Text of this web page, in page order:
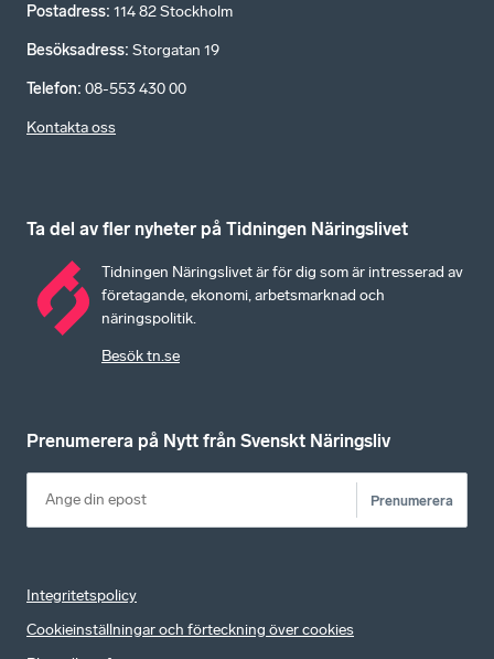
Postadress: 114 82 Stockholm
Besöksadress: Storgatan 19
Telefon: 08-553 430 00
Kontakta oss
Ta del av fler nyheter på Tidningen Näringslivet
Tidningen Näringslivet är för dig som är intresserad av
företagande, ekonomi, arbetsmarknad och
näringspolitik.
Besök tn.se
Prenumerera på Nytt från Svenskt Näringsliv
Prenumerera
Integritetspolicy
Cookieinställningar och förteckning över cookies